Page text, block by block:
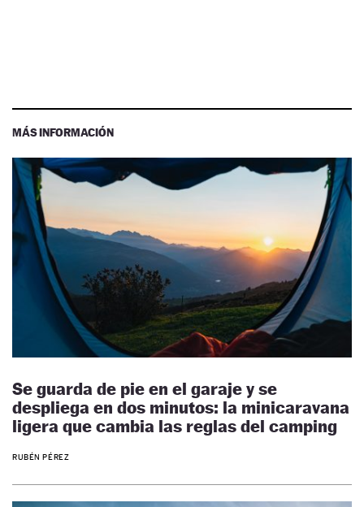
MÁS INFORMACIÓN
Se guarda de pie en el garaje y se
despliega en dos minutos: la minicaravana
ligera que cambia las reglas del camping
RUBÉN PÉREZ